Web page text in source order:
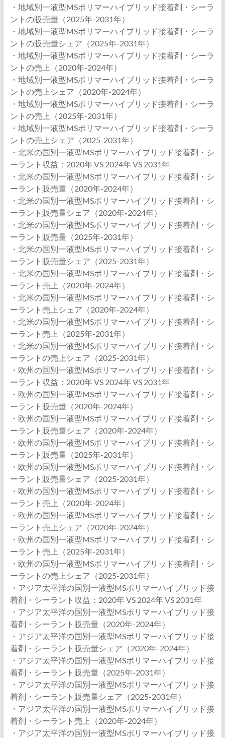
・地域別一液型MSポリマーハイブリッド接着剤・シーラ
ントの販売量（2025年-2031年）
・地域別一液型MSポリマーハイブリッド接着剤・シーラ
ントの販売量シェア（2025年-2031年）
・地域別一液型MSポリマーハイブリッド接着剤・シーラ
ントの売上（2020年-2024年）
・地域別一液型MSポリマーハイブリッド接着剤・シーラ
ントの売上シェア（2020年-2024年）
・地域別一液型MSポリマーハイブリッド接着剤・シーラ
ントの売上（2025年-2031年）
・地域別一液型MSポリマーハイブリッド接着剤・シーラ
ントの売上シェア（2025-2031年）
・北米の国別一液型MSポリマーハイブリッド接着剤・シ
ーラント収益：2020年 VS 2024年 VS 2031年
・北米の国別一液型MSポリマーハイブリッド接着剤・シ
ーラント販売量（2020年-2024年）
・北米の国別一液型MSポリマーハイブリッド接着剤・シ
ーラント販売量シェア（2020年-2024年）
・北米の国別一液型MSポリマーハイブリッド接着剤・シ
ーラント販売量（2025年-2031年）
・北米の国別一液型MSポリマーハイブリッド接着剤・シ
ーラント販売量シェア（2025-2031年）
・北米の国別一液型MSポリマーハイブリッド接着剤・シ
ーラント売上（2020年-2024年）
・北米の国別一液型MSポリマーハイブリッド接着剤・シ
ーラント売上シェア（2020年-2024年）
・北米の国別一液型MSポリマーハイブリッド接着剤・シ
ーラント売上（2025年-2031年）
・北米の国別一液型MSポリマーハイブリッド接着剤・シ
ーラントの売上シェア（2025-2031年）
・欧州の国別一液型MSポリマーハイブリッド接着剤・シ
ーラント収益：2020年 VS 2024年 VS 2031年
・欧州の国別一液型MSポリマーハイブリッド接着剤・シ
ーラント販売量（2020年-2024年）
・欧州の国別一液型MSポリマーハイブリッド接着剤・シ
ーラント販売量シェア（2020年-2024年）
・欧州の国別一液型MSポリマーハイブリッド接着剤・シ
ーラント販売量（2025年-2031年）
・欧州の国別一液型MSポリマーハイブリッド接着剤・シ
ーラント販売量シェア（2025-2031年）
・欧州の国別一液型MSポリマーハイブリッド接着剤・シ
ーラント売上（2020年-2024年）
・欧州の国別一液型MSポリマーハイブリッド接着剤・シ
ーラント売上シェア（2020年-2024年）
・欧州の国別一液型MSポリマーハイブリッド接着剤・シ
ーラント売上（2025年-2031年）
・欧州の国別一液型MSポリマーハイブリッド接着剤・シ
ーラントの売上シェア（2025-2031年）
・アジア太平洋の国別一液型MSポリマーハイブリッド接
着剤・シーラント収益：2020年 VS 2024年 VS 2031年
・アジア太平洋の国別一液型MSポリマーハイブリッド接
着剤・シーラント販売量（2020年-2024年）
・アジア太平洋の国別一液型MSポリマーハイブリッド接
着剤・シーラント販売量シェア（2020年-2024年）
・アジア太平洋の国別一液型MSポリマーハイブリッド接
着剤・シーラント販売量（2025年-2031年）
・アジア太平洋の国別一液型MSポリマーハイブリッド接
着剤・シーラント販売量シェア（2025-2031年）
・アジア太平洋の国別一液型MSポリマーハイブリッド接
着剤・シーラント売上（2020年-2024年）
・アジア太平洋の国別一液型MSポリマーハイブリッド接